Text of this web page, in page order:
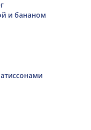
и бананом